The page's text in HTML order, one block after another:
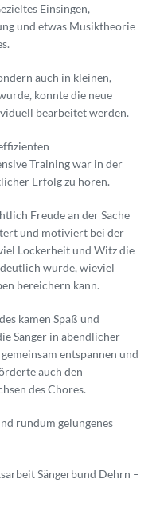
Einsingen,
und etwas Musiktheorie
auch in kleinen,
konnte die neue
bearbeitet werden.
Training war in der
Erfolg zu hören.
Freude an der Sache
und motiviert bei der
Lockerheit und Witz die
wurde, wieviel
bereichern kann.
kamen Spaß und
Sänger in abendlicher
gemeinsam entspannen und
auch den
des Chores.
rundum gelungenes
Sängerbund Dehrn –